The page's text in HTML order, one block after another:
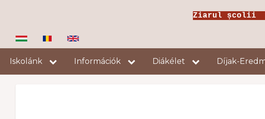
Ziarul
Fő
Iskolánk Információk Diákélet Díjak-